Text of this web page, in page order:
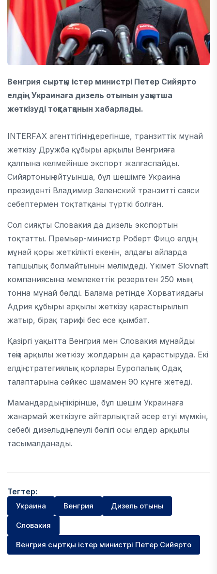
Венгрия сыртқы істер министрі Петер Сийярто
елдің Украинаға дизель отынын уақытша
жеткізуді тоқтатқанын хабарлады.
INTERFAX агенттігінің дерегінше, транзиттік мұнай
жеткізу Дружба құбыры арқылы Венгрияға
қалпына келмейінше экспорт жалғаспайды.
Сийяртоның айтуынша, бұл шешімге Украина
президенті Владимир Зеленский транзитті саяси
себептермен тоқтатқаны түрткі болған.
Сол сияқты Словакия да дизель экспортын
тоқтатты. Премьер-министр Роберт Фицо елдің
мұнай қоры жеткілікті екенін, алдағы айларда
тапшылық болмайтынын мәлімдеді. Үкімет Slovnaft
компаниясына мемлекеттік резервтен 250 мың
тонна мұнай бөлді. Балама ретінде Хорватиядағы
Адрия құбыры арқылы жеткізу қарастырылып
жатыр, бірақ тарифі бес есе қымбат.
Қазіргі уақытта Венгрия мен Словакия мұнайды
теңіз арқылы жеткізу жолдарын да қарастыруда. Екі
елдің стратегиялық қорлары Еуропалық Одақ
талаптарына сәйкес шамамен 90 күнге жетеді.
Мамандардың пікірінше, бұл шешім Украинаға
жанармай жеткізуге айтарлықтай әсер етуі мүмкін,
себебі дизельдің елеулі бөлігі осы елдер арқылы
тасымалданады.
Тегтер:
Украина Венгрия Дизель отыны
Словакия
Венгрия сыртқы істер министрі Петер Сийярто